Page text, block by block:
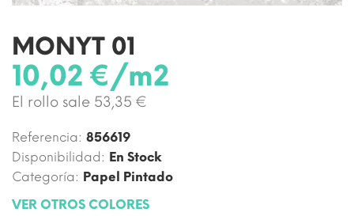
MONYT 01
10,02 €/m2
El rollo sale 53,35 €
Referencia: 856619
Disponibilidad: En Stock
Categoría: Papel Pintado
VER OTROS COLORES